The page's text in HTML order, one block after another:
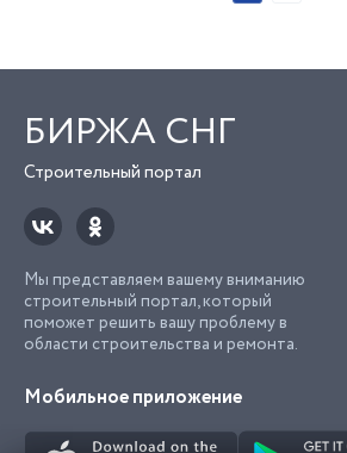
БИРЖА СНГ
Строительный портал
Мы представляем вашему вниманию
строительный портал, который
поможет решить вашу проблему в
области строительства и ремонта.
Мобильное приложение